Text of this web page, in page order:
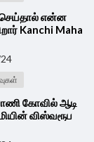
என்ன
Kanchi Maha
Kural
கோவில் ஆடி
விஸ்வரூப
| Aadi